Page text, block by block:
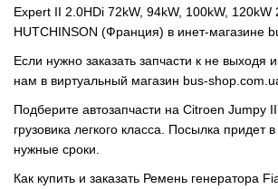
Expert II 2.0HDi 72kW, 94kW, 100kW, 120kW
HUTCHINSON (Франция) в инет-магазине
Если нужно заказать запчасти к не выходя
нам в виртуальный магазин bus-
Подберите автозапчасти на Citroen Jumpy
грузовика легкого класса. Посылка придет
нужные сроки.
Как купить и заказать Ремень генератора